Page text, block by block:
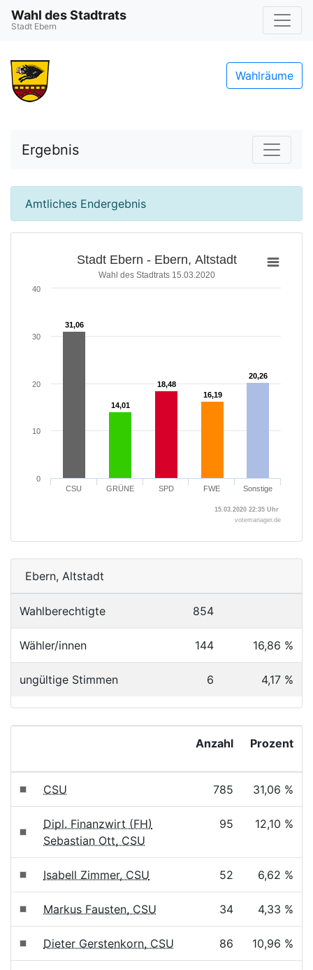
Wahl des Stadtrats
Stadt Ebern
Wahlräume
Ergebnis
Amtliches Endergebnis
Stadt Ebern - Ebern, Altstadt
Wahl des Stadtrats 15.03.2020
31,06
31,06
14,01
14,01
18,48
18,48
16,19
16,19
20,26
20,26
CSU GRÜNE SPD FWE Sonstige
0
10
20
30
40
15.03.2020 22:35 Uhr
votemanager.de
Ebern, Altstadt
Wahlberechtigte 854
Wähler/innen 144 16,86 %
ungültige Stimmen 6 4,17 %
Anzahl Prozent
CSU 785 31,06 %
Dipl. Finanzwirt (FH)
Sebastian Ott, CSU
95 12,10 %
Isabell Zimmer, CSU 52 6,62 %
Markus Fausten, CSU 34 4,33 %
Dieter Gerstenkorn, CSU 86 10,96 %